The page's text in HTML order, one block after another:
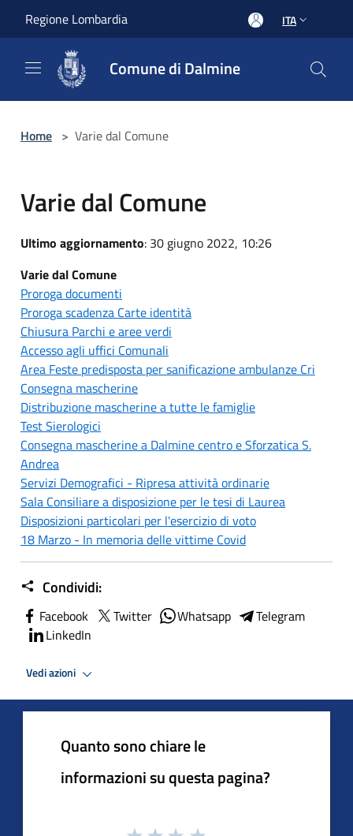
Regione Lombardia ITA
Comune di Dalmine
Home > Varie dal Comune
Varie dal Comune
Ultimo aggiornamento: 30 giugno 2022, 10:26
Varie dal Comune
Proroga documenti
Proroga scadenza Carte identità
Chiusura Parchi e aree verdi
Accesso agli uffici Comunali
Area Feste predisposta per sanificazione ambulanze Cri
Consegna mascherine
Distribuzione mascherine a tutte le famiglie
Test Sierologici
Consegna mascherine a Dalmine centro e Sforzatica S.
Andrea
Servizi Demografici - Ripresa attività ordinarie
Sala Consiliare a disposizione per le tesi di Laurea
Disposizioni particolari per l'esercizio di voto
18 Marzo - In memoria delle vittime Covid
Condividi:
Facebook Twitter Whatsapp
Telegram
LinkedIn
Vedi azioni
Quanto sono chiare le
informazioni su questa pagina?